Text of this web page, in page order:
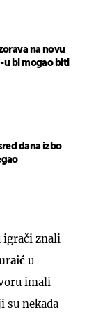
na novu
u bi mogao biti
dana izbo
igrači znali
u
imali
su nekada